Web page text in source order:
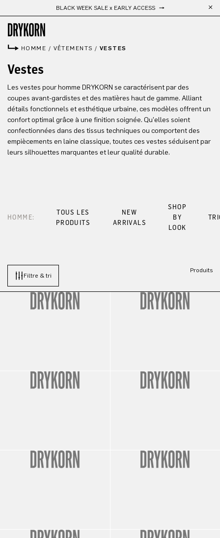
Passer au contenu principalBLACK WEEK SALE x EARLY ACCESS
HOMME / VÊTEMENTS / VESTES
Vestes
Les vestes pour homme DRYKORN se caractérisent par des
coupes avant-gardistes et des matières haut de gamme. Alliant
détails fonctionnels et esthétique urbaine, ces modèles offrent un
confort optimal grâce à une finition soignée. Qu'elles soient
confectionnées dans des tissus techniques ou comportent des
empiècements en laine classique, toutes ces vestes séduisent par
leurs silhouettes marquantes et leur qualité durable.
HOMME:
TOUS LES
PRODUITS
NEW
ARRIVALS
SHOP
BY
LOOK
Filtre & tri
Produits